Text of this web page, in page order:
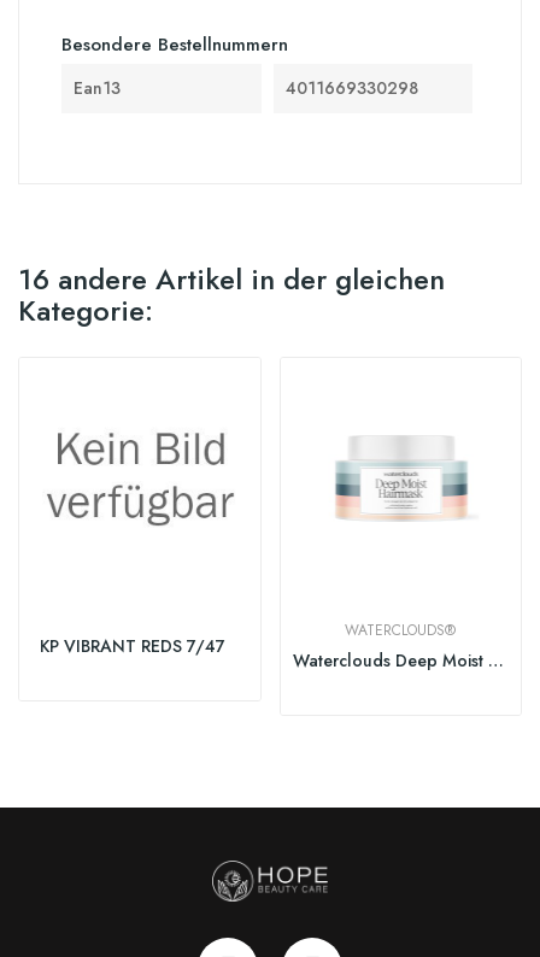
Besondere Bestellnummern
Ean13 4011669330298
16 andere Artikel in der gleichen
Kategorie:
KP VIBRANT REDS 7/47
WATERCLOUDS®
Waterclouds Deep Moist Hairmask 200ml